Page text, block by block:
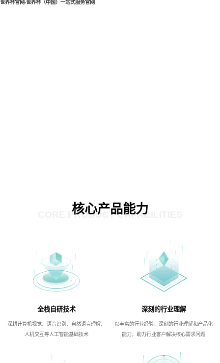
世界杯官网-世界杯（中国）一站式服务官网
核心产品能力
CORE PRODUCT CAPABILITIES
全栈自研技术
深耕计算机视觉、语音识别、自然语言理解、
人机交互等人工智能基础技术
深刻的行业理解
以丰富的行业经验，深刻的行业理解和产品化
能力，助力行业客户解决核心需求问题